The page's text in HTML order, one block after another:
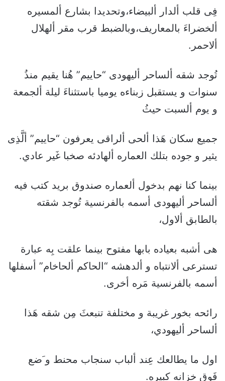
فِى قلب ألدار ألبيضاء،وتحديدا بشارع ألمسيره
ألخضراءَ بالمعاريف،وبالضبط قرب مقر ألهلال
ألاحمر.
تُوجد شقه ألساحر أليهودى “حاييم” هُنا يقيم منذُ
سنوات و يستقبل زبناءه يوميا باستثناءَ ليلة ألجمعة
و يوم ألسبت حيثُ
جميع سكان هَذا ألحى ألراقى يعرفون “حاييم” ألَّذِى
يثير و جوده بتلك العماره ألهادئه صخبا غَير عادي.
بينما كنا نهم بدخول ألعماره صندوق بريد كتب فيه
ألساحر أليهودى أسمه بالفرنسية تُوجد شقته
بالطابق ألاول،
هى أشبه بعياده بابها مفتوح بينما علقت بِه عبارة
تسترعى ألانتباه و ألدهشه “الحاكم ألحاخام” أسفلها
أسمه بالفرنسية مَره أخرى.
رائحه بخور غريبة و مختلفة تنبعثَ مِن شقه هَذا
ألساحر أليهودي،
اول ما يطالعك عِند ألباب سنجاب محنط و َضع
فَوق خزانه كبيره.